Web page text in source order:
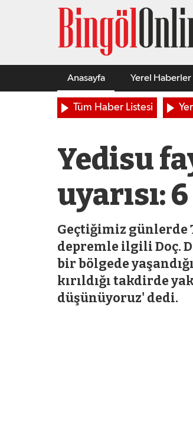
Anasayfa Yerel Haberler
Tüm Haber Listesi
Yedisu
uyarısı:
Geçtiğimiz günlerde
depremle ilgili Doç.
bir bölgede
kırıldığı takdirde
düşünüyoruz' dedi.